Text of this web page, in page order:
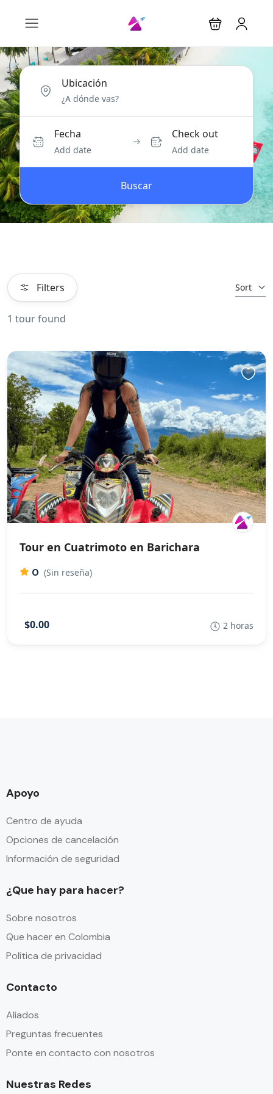
Ubicación
Fecha
Add date
Check out
Add date
Buscar
Filters Sort
1 tour found
Tour en Cuatrimoto en Barichara
0 (Sin reseña)
$0.00 2 horas
Apoyo
Centro de ayuda
Opciones de cancelación
Información de seguridad
¿Que hay para hacer?
Sobre nosotros
Que hacer en Colombia
Política de privacidad
Contacto
Aliados
Preguntas frecuentes
Ponte en contacto con nosotros
Nuestras Redes